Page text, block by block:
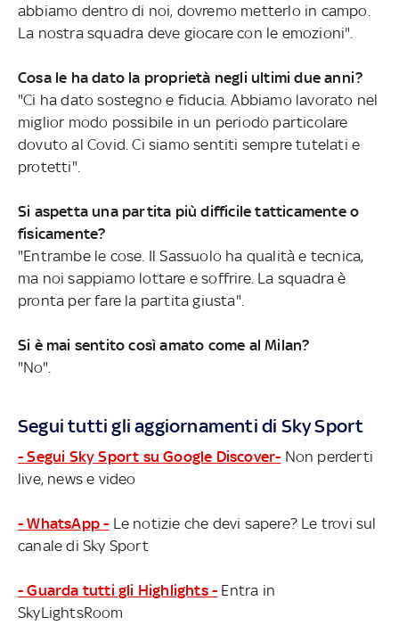
abbiamo dentro di noi, dovremo metterlo in campo.
La nostra squadra deve giocare con le emozioni".
Cosa le ha dato la proprietà negli ultimi due anni?
"Ci ha dato sostegno e fiducia. Abbiamo lavorato nel
miglior modo possibile in un periodo particolare
dovuto al Covid. Ci siamo sentiti sempre tutelati e
protetti".
Si aspetta una partita più difficile tatticamente o
fisicamente?
"Entrambe le cose. Il Sassuolo ha qualità e tecnica,
ma noi sappiamo lottare e soffrire. La squadra è
pronta per fare la partita giusta".
Si è mai sentito così amato come al Milan?
"No".
Segui tutti gli aggiornamenti di Sky Sport
- Segui Sky Sport su Google Discover- Non perderti
live, news e video
- WhatsApp - Le notizie che devi sapere? Le trovi sul
canale di Sky Sport
- Guarda tutti gli Highlights - Entra in
SkyLightsRoom